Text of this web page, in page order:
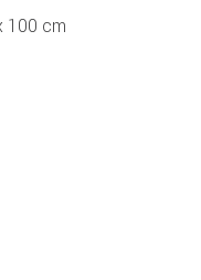
100 cm